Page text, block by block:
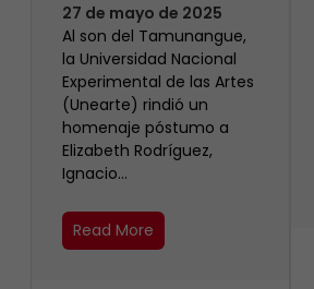
27 de mayo de 2025
Al son del Tamunangue,
la Universidad Nacional
Experimental de las Artes
(Unearte) rindió un
homenaje póstumo a
Elizabeth Rodríguez,
Ignacio…
Read More